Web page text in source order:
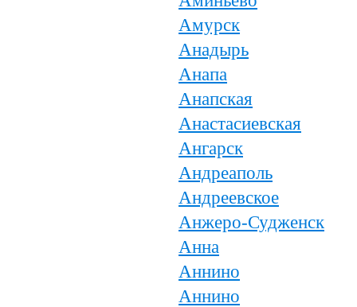
Амурск
Анадырь
Анапа
Анапская
Анастасиевская
Ангарск
Андреаполь
Андреевское
Анжеро-Судженск
Анна
Аннино
Аннино